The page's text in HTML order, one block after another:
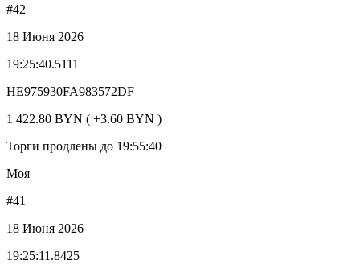
#42
18 Июня 2026
19:25:40.5111
HE975930FA983572DF
1 422.80 BYN ( +3.60 BYN )
Торги продлены до 19:55:40
Моя
#41
18 Июня 2026
19:25:11.8425